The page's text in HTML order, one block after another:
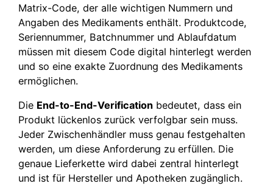
Matrix-Code, der alle wichtigen Nummern und
Angaben des Medikaments enthält. Produktcode,
Seriennummer, Batchnummer und Ablaufdatum
müssen mit diesem Code digital hinterlegt werden
und so eine exakte Zuordnung des Medikaments
ermöglichen.
Die End-to-End-Verification bedeutet, dass ein
Produkt lückenlos zurück verfolgbar sein muss.
Jeder Zwischenhändler muss genau festgehalten
werden, um diese Anforderung zu erfüllen. Die
genaue Lieferkette wird dabei zentral hinterlegt
und ist für Hersteller und Apotheken zugänglich.